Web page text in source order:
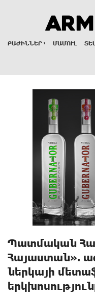
ԲԱԺԻՆՆԵՐ ՄԱՄՈՒԼ
Պատմական
Հայաստան».
ներկայի